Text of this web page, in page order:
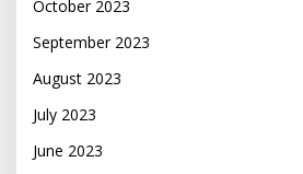
October 2023
September 2023
August 2023
July 2023
June 2023